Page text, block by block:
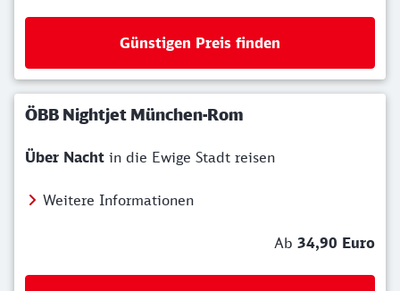
Günstigen Preis finden
ÖBB Nightjet München-Rom
Über Nacht in die Ewige Stadt reisen
Weitere Informationen
Ab 34,90 Euro